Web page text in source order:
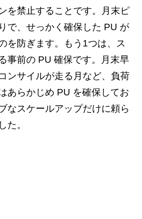
を禁止することです。月末ピ
で、せっかく確保した PU が
を防ぎます。もう1つは、ス
事前の PU 確保です。月末早
ンサイルが走る月など、負荷
あらかじめ PU を確保してお
なスケールアップだけに頼ら
た。